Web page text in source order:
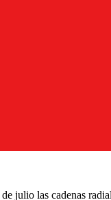
julio las cadenas